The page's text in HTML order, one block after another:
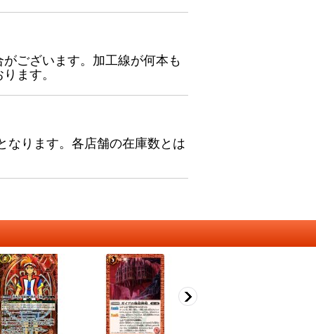
ございます。加工線が何本も
ます。
なります。各店舗の在庫数とは